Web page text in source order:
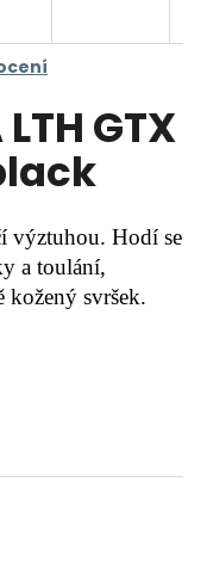
GTX
výztuhou. Hodí se
a toulání,
kožený svršek.